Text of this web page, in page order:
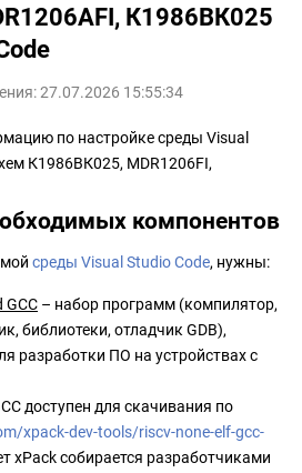
К1986ВК025
27.07.2026 15:55:34
по настройке среды Visual
К1986ВК025, MDR1206FI,
компонентов
среды Visual Studio Code, нужны:
GCC – набор программ (компилятор,
библиотеки, отладчик GDB),
разработки ПО на устройствах с
доступен для скачивания по
xpack-dev-tools/riscv-none-elf-gcc-
xPack собирается разработчиками